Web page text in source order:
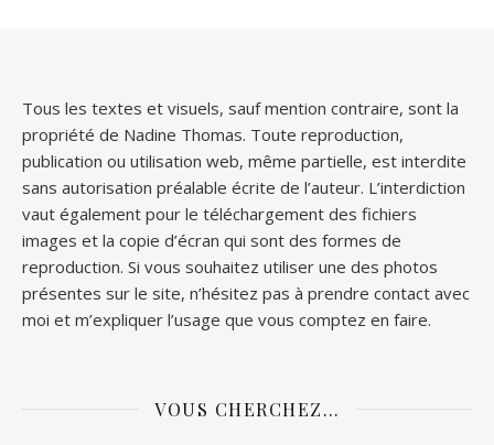
Tous les textes et visuels, sauf mention contraire, sont la
propriété de Nadine Thomas. Toute reproduction,
publication ou utilisation web, même partielle, est interdite
sans autorisation préalable écrite de l’auteur. L’interdiction
vaut également pour le téléchargement des fichiers
images et la copie d’écran qui sont des formes de
reproduction. Si vous souhaitez utiliser une des photos
présentes sur le site, n’hésitez pas à prendre contact avec
moi et m’expliquer l’usage que vous comptez en faire.
VOUS CHERCHEZ…